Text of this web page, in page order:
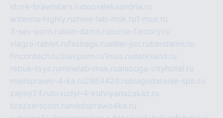
store-brawlstars.rudooraleksandria.ru
antenna-highly.ru mine-lab-msk.ru1-mus.ru
3-sex-porn.ruban-damn.rupurse-factory.ru
viagra-tablet.rufasbags.ruadler-jun.rubandamn.ru
fincontech.ru3sexporn.ru1mus.rudarksand.ru
rebus-toys.ru minelab-msk.rualabuga-cityhotel.ru
medsprawo-4-ka.ru2864420.rublagodarenie-spb.ru
zajmy24.rutovudyi-4-kuhnyanazakaz.ru
brazzerscom.ru medsprawo4ka.ru